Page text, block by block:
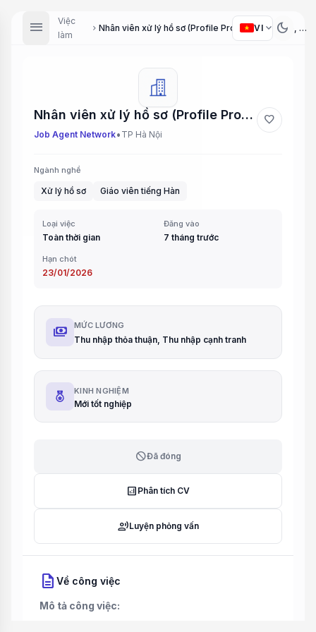
menu
Việc
làm
chevron_right Nhân viên xử lý hồ sơ (Profile Processing Staff), Giáo viên tiếng Hàn (Korean Teacher)
VI expand_more dark_mode
Nhân viên xử lý hồ sơ (Profile Processing Staff), Giáo viên tiếng Hàn (Korean Teacher)
Job Agent Network• TP Hà Nội
favorite
Ngành nghề
Xử lý hồ sơ Giáo viên tiếng Hàn
Loại việc
Toàn thời gian
Đăng vào
7 tháng trước
Hạn chót
23/01/2026
payments MỨC LƯƠNG
Thu nhập thỏa thuận, Thu nhập cạnh tranh
KINH NGHIỆM
Mới tốt nghiệp
blockĐã đóng
analytics Phân tích CV
record_voice_overLuyện phỏng vấn
description Về công việc
Mô tả công việc: